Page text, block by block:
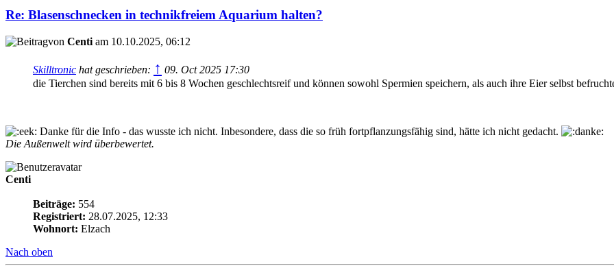
Re: Blasenschnecken in technikfreiem Aquarium halten?
von Centi am 10.10.2025, 06:12
Skilltronic hat geschrieben: ↑ 09. Oct 2025 17:30
die Tierchen sind bereits mit 6 bis 8 Wochen geschlechtsreif und können sowohl Spermien speichern, als auch ihre Eier selbst
Danke für die Info - das wusste ich nicht. Inbesondere, dass die so früh fortpflanzungsfähig sind, hätte ich nicht gedacht.
Die Außenwelt wird überbewertet.
Centi
Beiträge: 554
Registriert: 28.07.2025, 12:33
Wohnort: Elzach
Nach oben